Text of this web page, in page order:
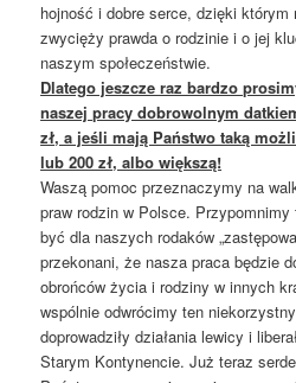
hojność i dobre serce, dzięki
zwycięży prawda o rodzinie i o jej
naszym społeczeństwie.
Dlatego jeszcze raz bardzo
naszej pracy dobrowolnym
zł, a jeśli mają Państwo taką
lub 200 zł, albo większą!
Waszą pomoc przeznaczymy na
praw rodzin w Polsce.
być dla naszych rodaków
przekonani, że nasza praca będzie
obrońców życia i rodziny w innych
wspólnie odwrócimy ten
doprowadziły działania lewicy i
Starym Kontynencie. Już teraz